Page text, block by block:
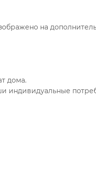
на
дома.
индивидуальные